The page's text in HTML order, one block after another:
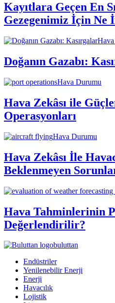
Kayıtlara Geçen En
Gezegenimiz İçin Ne
Doğanın Gazabı:
Hava Durumu
Hava Zekâsı ile
Operasyonları
Hava Durumu
Hava Zekâsı İle
Beklenmeyen
Hava Tahminlerinin
Değerlendirilir?
buluttan
Endüstriler
Yenilenebilir Enerji
Enerji
Havacılık
Lojistik